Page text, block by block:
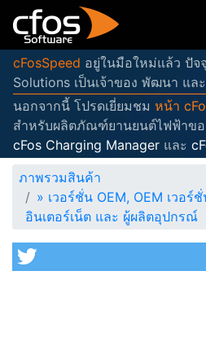
cFosSpeed อยู่ในมือใหม่แล้ว ปัจ
Solutions เป็นเจ้าของ พัฒนา แล
นอกจากนี้ โปรดเยี่ยมชม หน้า
สำหรับผลิตภัณฑ์ยานยนต์ไฟฟ้าขอ
cFos Charging Manager และ
ภาพรวมสินค้า
» เวอร์ชั่น OEM, OEM เวอร์
อินเตอร์เน็ต และ ผู้ผลิตอุปกรณ์